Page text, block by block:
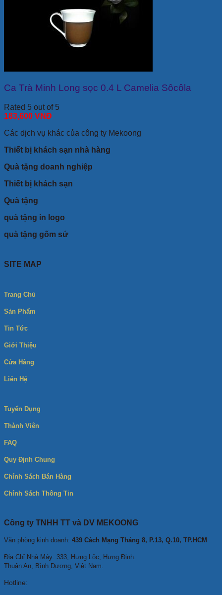
Ca Trà Minh Long sọc 0.4 L Camelia Sôcôla
Rated 5 out of 5
183,600 VNĐ
Các dịch vụ khác của công ty Mekoong
Thiết bị khách sạn nhà hàng
Quà tặng doanh nghiệp
Thiết bị khách sạn
Quà tặng
quà tặng in logo
quà tặng gốm sứ
SITE MAP
Trang Chủ
Sản Phẩm
Tin Tức
Giới Thiệu
Cửa Hàng
Liên Hệ
Tuyển Dụng
Thành Viên
FAQ
Quy Định Chung
Chính Sách Bán Hàng
Chính Sách Thông Tin
Công ty TNHH TT và DV MEKOONG
Văn phòng kinh doanh: 439 Cách Mạng Tháng 8, P.13, Q.10, TP.HCM
Địa Chỉ Nhà Máy: 333, Hưng Lộc, Hưng Định.
Thuận An, Bình Dương, Việt Nam.
Hotline: